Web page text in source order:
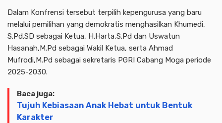
Dalam Konfrensi tersebut terpilih kepengurusa yang baru
melalui pemilihan yang demokratis menghasilkan Khumedi,
S.Pd.SD sebagai Ketua, H.Harta,S.Pd dan Uswatun
Hasanah,M.Pd sebagai Wakil Ketua, serta Ahmad
Mufrodi,M.Pd sebagai sekretaris PGRI Cabang Moga periode
2025-2030.
Baca juga:
Tujuh Kebiasaan Anak Hebat untuk Bentuk
Karakter